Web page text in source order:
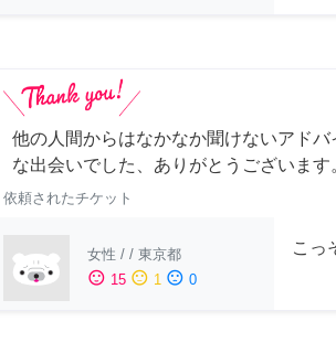
他の人間からはなかなか聞けないアド
な出会いでした、ありがとうございます
依頼されたチケット
女性 / / 東京都
sentiment_satisfied 15 sentiment_neutral 1 sentiment_dissatisfied 0
こっ